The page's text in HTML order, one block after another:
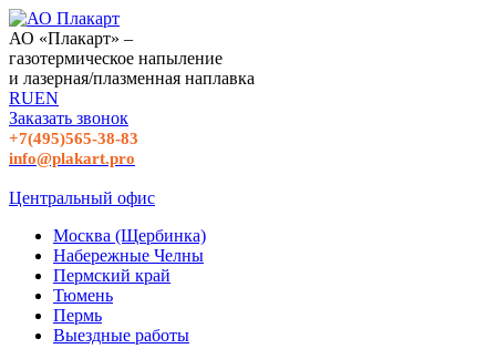
АО «Плакарт» –
газотермическое напыление
и лазерная/плазменная наплавка
RUEN
Заказать звонок
+7(495)565-38-83
info@plakart.pro
Центральный офис
Москва (Щербинка)
Набережные Челны
Пермский край
Тюмень
Пермь
Выездные работы